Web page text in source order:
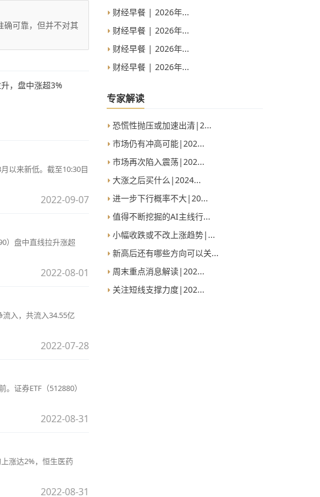
确可靠，但并不对其
，盘中涨超3%
以来新低。截至10:30目
2022-09-07
）盘中直线拉升涨超
2022-08-01
入，共流入34.55亿
2022-07-28
证券ETF（512880）
2022-08-31
涨达2%，恒生医药
2022-08-31
财经早餐 | 2026年...
财经早餐 | 2026年...
财经早餐 | 2026年...
财经早餐 | 2026年...
专家解读
恐慌性抛压或加速出清|2...
市场仍有冲高可能|202...
市场再次陷入震荡|202...
大涨之后买什么|2024...
进一步下行概率不大|20...
值得不断挖掘的AI主线行...
小幅收跌或不改上涨趋势|...
新高后还有哪些方向可以关...
周末重点消息解读|202...
关注短线支撑力度|202...